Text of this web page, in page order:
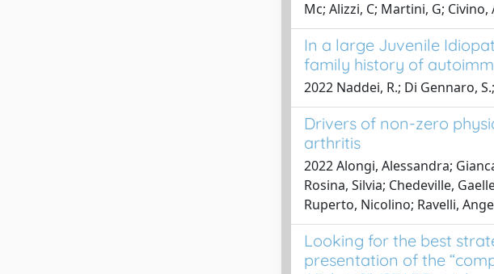
Mc; Alizzi, C; Martini, G;
In a large Juvenile
family history of
2022 Naddei, R.; Di Gennaro,
Drivers of non-zero
arthritis
2022 Alongi, Alessandra;
Rosina, Silvia; Chedeville,
Ruperto, Nicolino; Ravelli,
Looking for the best
presentation of the